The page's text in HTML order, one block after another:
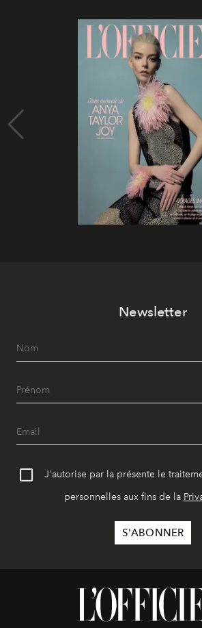
Newsletter
J'autorise par la présente le
personnelles aux fins de la